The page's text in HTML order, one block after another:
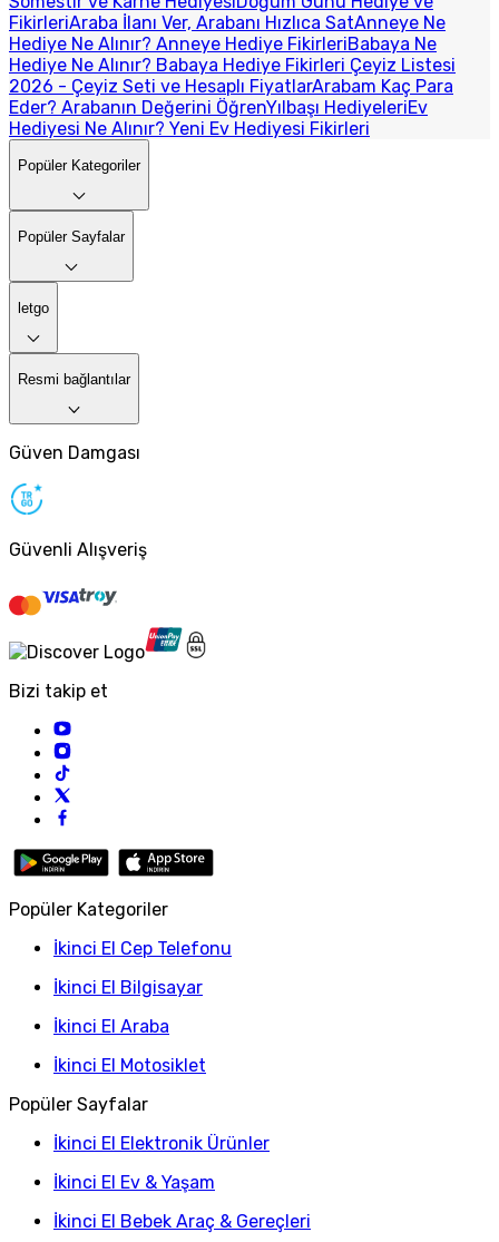
FikirleriAraba İlanı Ver, Arabanı Hızlıca SatAnneye Ne
Hediye Ne Alınır? Anneye Hediye FikirleriBabaya Ne
Hediye Ne Alınır? Babaya Hediye Fikirleri Çeyiz Listesi
2026 - Çeyiz Seti ve Hesaplı FiyatlarArabam Kaç Para
Eder? Arabanın Değerini ÖğrenYılbaşı HediyeleriEv
Hediyesi Ne Alınır? Yeni Ev Hediyesi Fikirleri
Popüler Kategoriler
Popüler Sayfalar
letgo
Resmi bağlantılar
Güven Damgası
Güvenli Alışveriş
Bizi takip et
Popüler Kategoriler
İkinci El Cep Telefonu
İkinci El Bilgisayar
İkinci El Araba
İkinci El Motosiklet
Popüler Sayfalar
İkinci El Elektronik Ürünler
İkinci El Ev & Yaşam
İkinci El Bebek Araç & Gereçleri